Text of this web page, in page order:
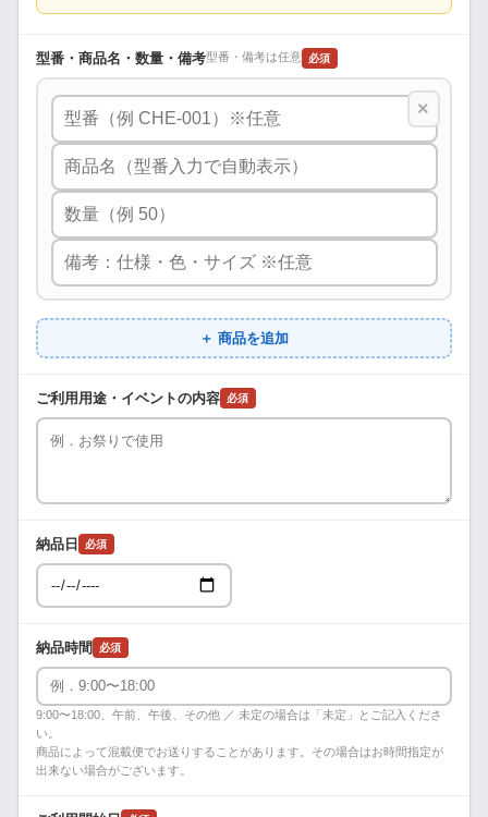
型番・商品名・数量・備考型番・備考は任意 必須
×
＋ 商品を追加
ご利用用途・イベントの内容 必須
納品日 必須
納品時間 必須
9:00〜18:00、午前、午後、その他 ／ 未定の場合は「未定」とご記入くださ
い。
商品によって混載便でお送りすることがあります。その場合はお時間指定が
出来ない場合がございます。